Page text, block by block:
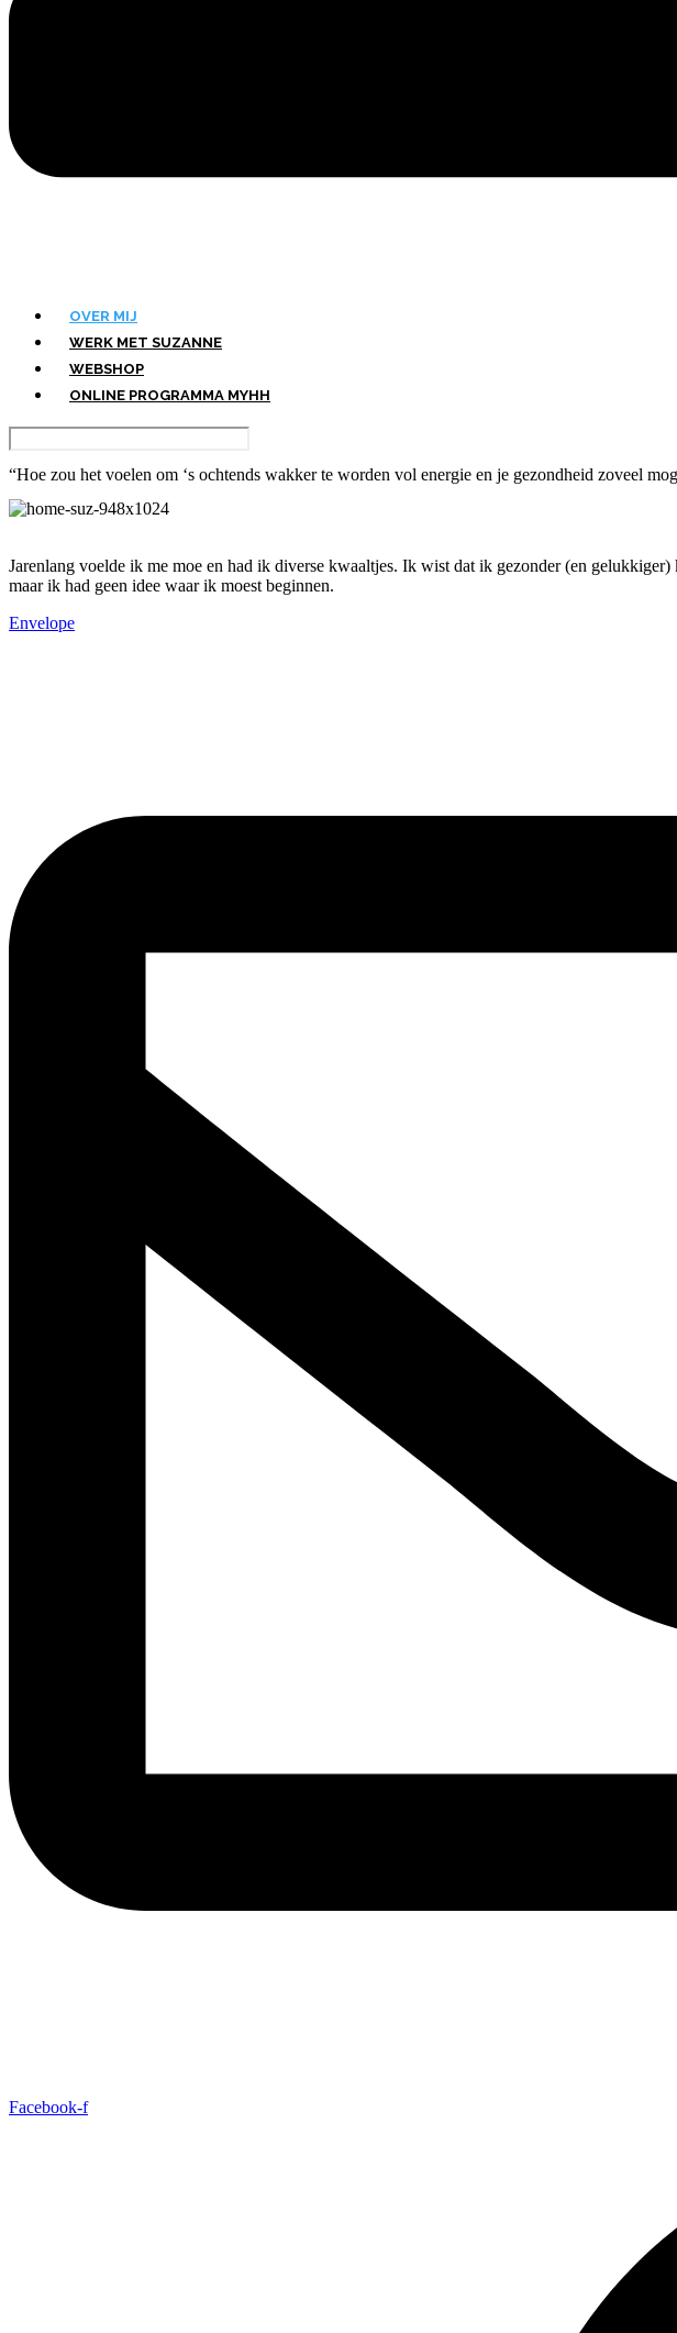
OVER MIJ
WERK MET SUZANNE
WEBSHOP
ONLINE PROGRAMMA MYHH
“Hoe zou het voelen om ‘s ochtends wakker te worden vol energie en je gezondheid zoveel
Jarenlang voelde ik me moe en had ik diverse kwaaltjes. Ik wist dat ik gezonder (en
maar ik had geen idee waar ik moest beginnen.
Envelope
Facebook-f